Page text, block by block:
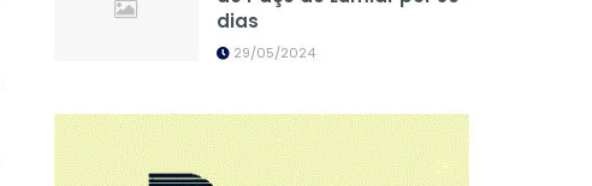
dias
29/05/2024